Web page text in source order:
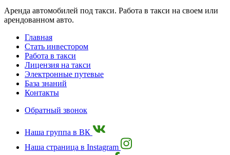
Аренда автомобилей под такси. Работа в такси на своем или
арендованном авто.
Главная
Стать инвестором
Работа в такси
Лицензия на такси
Электронные путевые
База знаний
Контакты
Обратный звонок
Наша группа в ВК
Наша страница в Instagram